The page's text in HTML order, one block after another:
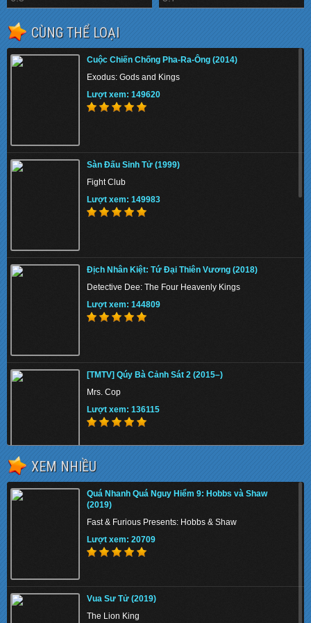
CÙNG THỂ LOẠI
Cuộc Chiến Chống Pha-Ra-Ông (2014)
Exodus: Gods and Kings
Lượt xem: 149620
Sàn Đấu Sinh Tử (1999)
Fight Club
Lượt xem: 149983
Địch Nhân Kiệt: Tứ Đại Thiên Vương (2018)
Detective Dee: The Four Heavenly Kings
Lượt xem: 144809
[TMTV] Qúy Bà Cảnh Sát 2 (2015–)
Mrs. Cop
Lượt xem: 136115
Chiến Binh Puli (2015)
Puli
Tử Địa Skyfall (2012)
Skyfall
Lượt xem: 131444
XEM NHIỀU
Quá Nhanh Quá Nguy Hiểm 9: Hobbs và Shaw
(2019)
Fast & Furious Presents: Hobbs & Shaw
Lượt xem: 20709
Vua Sư Tử (2019)
The Lion King